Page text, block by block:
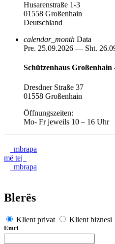
Husarenstraße 1-3
01558 Großenhain
Deutschland
calendar_month Data
Pre. 25.09.2026 — Sht.
Schützenhaus
Dresdner Straße 37
01558 Großenhain
Öffnungszeiten:
Mo- Fr jeweils 10 – 16 Uhr
mbrapa
më tej
mbrapa
Blerës
Klient privat Klient biznesi
Emri